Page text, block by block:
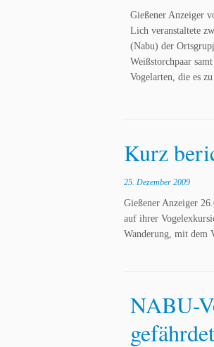
Gießener Anzeiger
Lich veranstaltete
(Nabu) der
Weißstorchpaar
Vogelarten, die es
Kurz
25. Dezember 2009
Gießener Anzeiger
auf ihrer
Wanderung, mit dem
NABU-